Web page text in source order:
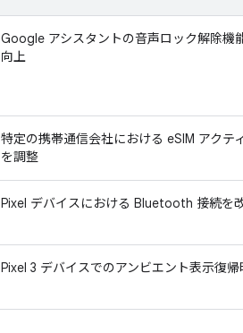
Google アシスタントの音声ロック解除機
向上
特定の携帯通信会社における eSIM アクテ
を調整
Pixel デバイスにおける Bluetooth 接続を
Pixel 3 デバイスでのアンビエント表示復